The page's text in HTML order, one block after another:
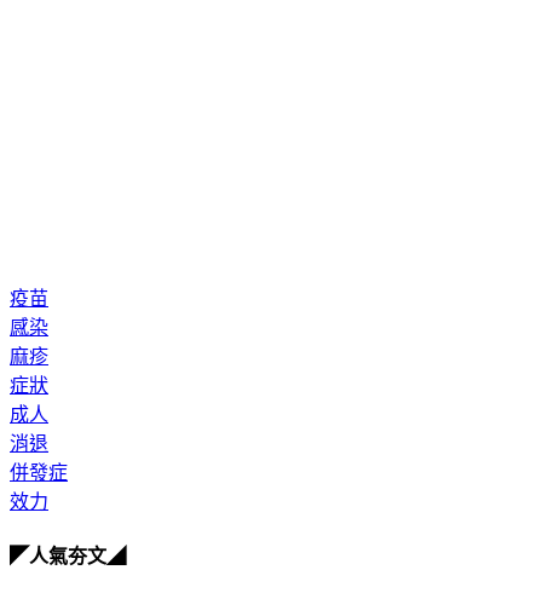
疫苗
感染
麻疹
症狀
成人
消退
併發症